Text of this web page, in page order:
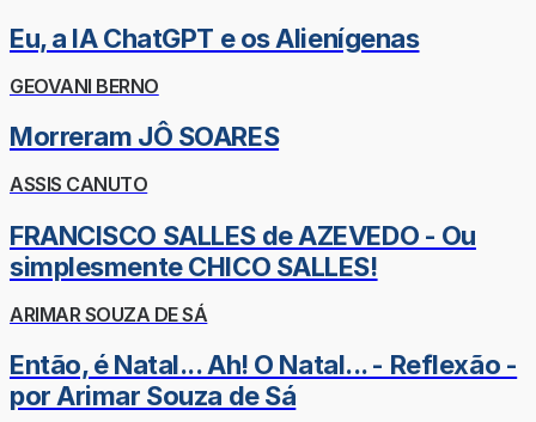
Eu, a IA ChatGPT e os Alienígenas
GEOVANI BERNO
Morreram JÔ SOARES
ASSIS CANUTO
FRANCISCO SALLES de AZEVEDO - Ou
simplesmente CHICO SALLES!
ARIMAR SOUZA DE SÁ
Então, é Natal... Ah! O Natal... - Reflexão -
por Arimar Souza de Sá